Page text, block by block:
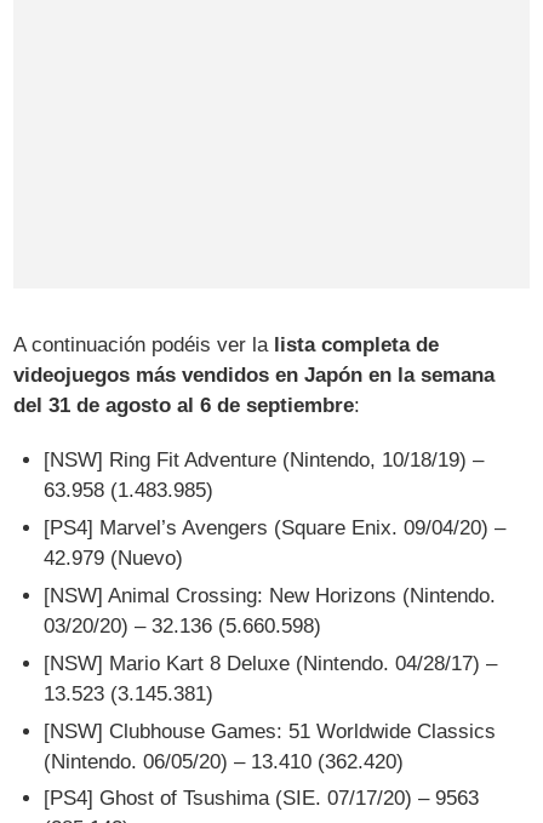
A continuación podéis ver la lista completa de
videojuegos más vendidos en Japón en la semana
del 31 de agosto al 6 de septiembre:
[NSW] Ring Fit Adventure (Nintendo, 10/18/19) –
63.958 (1.483.985)
[PS4] Marvel’s Avengers (Square Enix. 09/04/20) –
42.979 (Nuevo)
[NSW] Animal Crossing: New Horizons (Nintendo.
03/20/20) – 32.136 (5.660.598)
[NSW] Mario Kart 8 Deluxe (Nintendo. 04/28/17) –
13.523 (3.145.381)
[NSW] Clubhouse Games: 51 Worldwide Classics
(Nintendo. 06/05/20) – 13.410 (362.420)
[PS4] Ghost of Tsushima (SIE. 07/17/20) – 9563